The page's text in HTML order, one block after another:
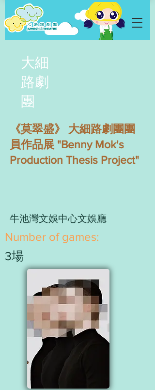
大細
路劇
團
《莫翠盛》 大細路劇團團
員作品展 "Benny Mok's
Production Thesis Project"
牛池灣文娛中心文娛廳
​Number of games:
3場